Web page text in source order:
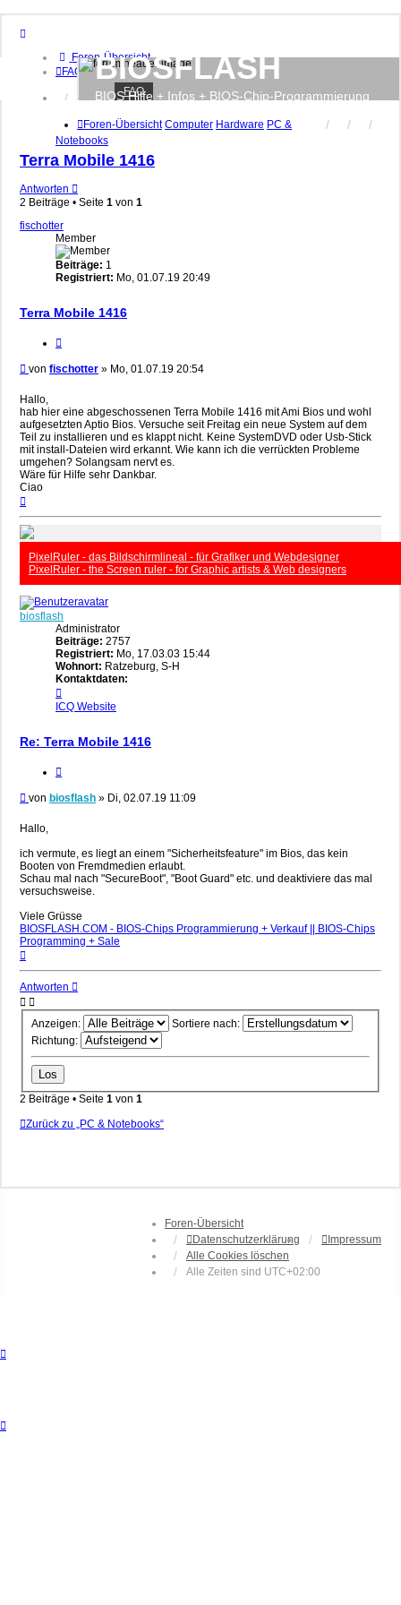
Foren-Übersicht
FAQ
Anmelden
BIOSFLASH
BIOS Hilfe + Infos + BIOS-Chip-Programmierung
FAQ
Foren-Übersicht Computer Hardware PC &
Notebooks
Terra Mobile 1416
Antworten
2 Beiträge • Seite 1 von 1
fischotter
Member
Beiträge: 1
Registriert: Mo, 01.07.19 20:49
Terra Mobile 1416
Beitrag
von fischotter » Mo, 01.07.19 20:54
Hallo,
hab hier eine abgeschossenen Terra Mobile 1416 mit Ami Bios und wohl
aufgesetzten Aptio Bios. Versuche seit Freitag ein neue System auf dem
Teil zu installieren und es klappt nicht. Keine SystemDVD oder Usb-Stick
mit install-Dateien wird erkannt. Wie kann ich die verrückten Probleme
umgehen? Solangsam nervt es.
Wäre für Hilfe sehr Dankbar.
Ciao
PixelRuler - das Bildschirmlineal - für Grafiker und Webdesigner
PixelRuler - the Screen ruler - for Graphic artists & Web designers
biosflash
Administrator
Beiträge: 2757
Registriert: Mo, 17.03.03 15:44
Wohnort: Ratzeburg, S-H
Kontaktdaten:
von
biosflash
ICQ Website
Re: Terra Mobile 1416
Beitrag
von biosflash » Di, 02.07.19 11:09
Hallo,
ich vermute, es liegt an einem "Sicherheitsfeature" im Bios, das kein
Booten von Fremdmedien erlaubt.
Schau mal nach "SecureBoot", "Boot Guard" etc. und deaktiviere das mal
versuchsweise.
Viele Grüsse
BIOSFLASH.COM - BIOS-Chips Programmierung + Verkauf || BIOS-Chips
Programming + Sale
Antworten
Anzeigen:
Sortiere nach:
Richtung:
2 Beiträge • Seite 1 von 1
Zurück zu „PC & Notebooks“
Foren-Übersicht
Datenschutzerklärung
Impressum
Alle Cookies löschen
Alle Zeiten sind UTC+02:00